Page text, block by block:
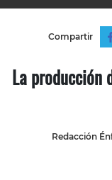
Compartir
La producción
Redacción